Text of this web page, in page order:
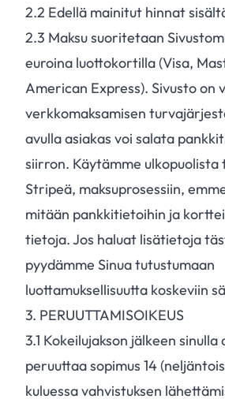
2.2 Edellä mainitut hinnat
2.3 Maksu suoritetaan
euroina luottokortilla (Visa,
American Express). Sivusto on
verkkomaksamisen
avulla asiakas voi salata
siirron. Käytämme ulkopuolista
Stripeä, maksuprosessiin,
mitään pankkitietoihin ja
tietoja. Jos haluat lisätietoja
pyydämme Sinua tutustumaan
luottamuksellisuutta koskeviin
3. PERUUTTAMISOIKEUS
3.1 Kokeilujakson jälkeen sinulla
peruuttaa sopimus 14
kuluessa vahvistuksen